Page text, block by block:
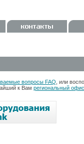
вопросы FAQ , или
к Вам региональный